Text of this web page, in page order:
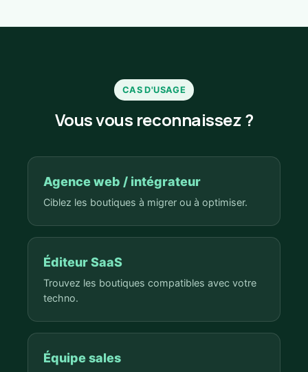
CAS D'USAGE
Vous vous reconnaissez ?
Agence web / intégrateur
Ciblez les boutiques à migrer ou à optimiser.
Éditeur SaaS
Trouvez les boutiques compatibles avec votre
techno.
Équipe sales